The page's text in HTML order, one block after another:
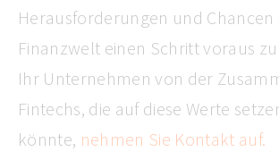
Herausforderungen und Chancen
Finanzwelt einen Schritt voraus zu
Ihr Unternehmen von der
Fintechs, die auf diese Werte
könnte, nehmen Sie Kontakt auf.